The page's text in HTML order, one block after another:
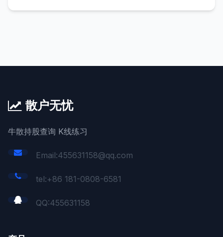
散户无忧
牛散持股查询 K线练习
Email:455631158@qq.com
tel:+86 181-0808-6581
QQ:455631158